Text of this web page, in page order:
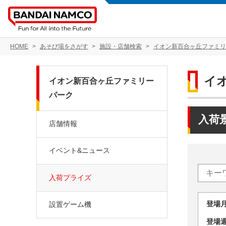
HOME あそび場をさがす 施設・店舗検索 イオン新百合ヶ丘ファミ
イ
入荷
登
登
イオン新百合ヶ丘ファミリー
パーク
店舗情報
イベント&ニュース
入荷プライズ
設置ゲーム機